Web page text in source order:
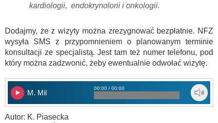
kardiologii, endokrynolorii i onkologii.
Dodajmy, że z wizyty można zrezygnować bezpłatnie. NFZ
wysyła SMS z przypomnieniem o planowanym terminie
konsultacji ze specjalistą. Jest tam też numer telefonu, pod
który można zadzwonić, żeby ewentualnie odwołać wizytę.
M. Mil
00:00 / 00:00
Autor: K. Piasecka